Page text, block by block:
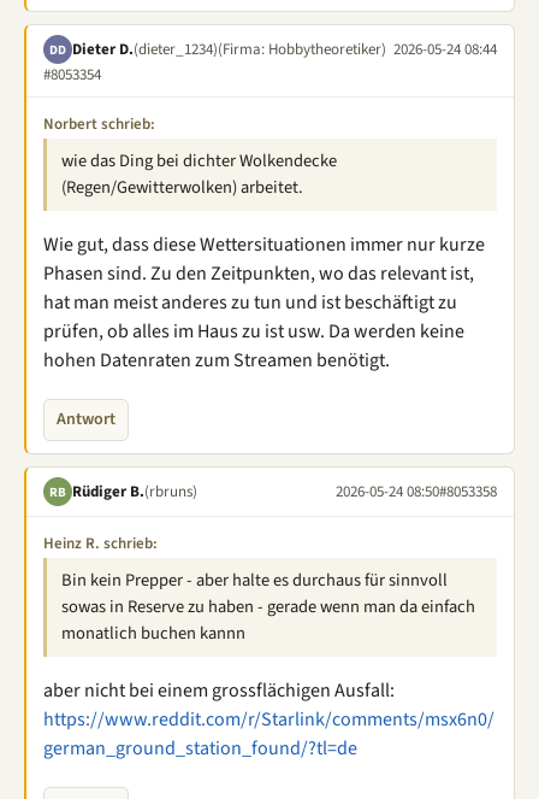
DD Dieter D.(dieter_1234)(Firma: Hobbytheoretiker) 2026-05-24 08:44
#8053354
Norbert schrieb:
wie das Ding bei dichter Wolkendecke
(Regen/Gewitterwolken) arbeitet.
Wie gut, dass diese Wettersituationen immer nur kurze
Phasen sind. Zu den Zeitpunkten, wo das relevant ist,
hat man meist anderes zu tun und ist beschäftigt zu
prüfen, ob alles im Haus zu ist usw. Da werden keine
hohen Datenraten zum Streamen benötigt.
Antwort
RB Rüdiger B.(rbruns) 2026-05-24 08:50#8053358
Heinz R. schrieb:
Bin kein Prepper - aber halte es durchaus für sinnvoll
sowas in Reserve zu haben - gerade wenn man da einfach
monatlich buchen kannn
aber nicht bei einem grossflächigen Ausfall:
https://www.reddit.com/r/Starlink/comments/msx6n0/
german_ground_station_found/?tl=de